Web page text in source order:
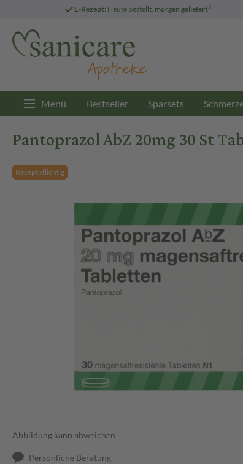
E-Rezept: Heute bestellt, morgen geliefert3
Menü Bestseller Sparsets
Pantoprazol AbZ 20mg 30 St
Rezeptpflichtig
Abbildung kann abweichen
Persönliche Beratung